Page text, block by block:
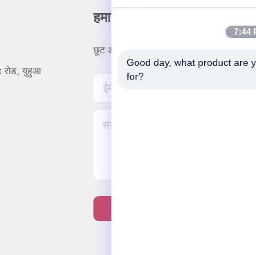
रोड, युहुआ
हमारा समाचार पत्र
छूट और अधिक के लिए हमारे न्यूज़लेटर की
7:44
Good day, what product are
for?